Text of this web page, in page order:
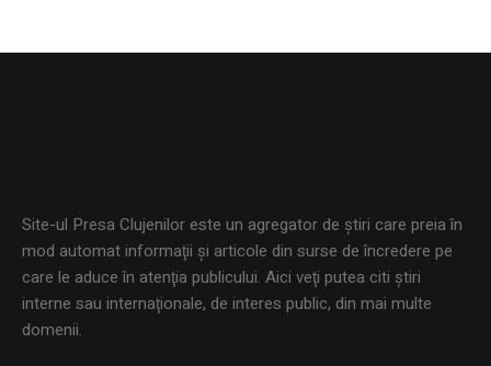
Site-ul Presa Clujenilor este un agregator de ştiri care preia în
mod automat informaţii şi articole din surse de încredere pe
care le aduce în atenţia publicului. Aici veţi putea citi ştiri
interne sau internaţionale, de interes public, din mai multe
domenii.